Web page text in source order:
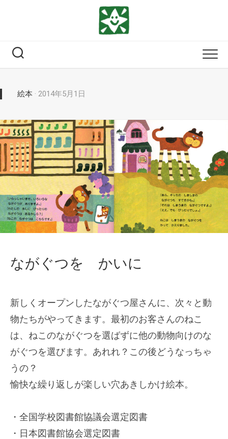
絵本 · 2014年5月1日
ながぐつを かいに
新しくオープンしたながぐつ屋さんに、次々と動
物たちがやってきます。最初のお客さんのねこ
は、ねこのながぐつを選ばずに他の動物向けのな
がぐつを選びます。あれれ？この後どうなっちゃ
うの？
愉快な繰り返しが楽しい穴あきしかけ絵本。
・全国学校図書館協議会選定図書
・日本図書館協会選定図書